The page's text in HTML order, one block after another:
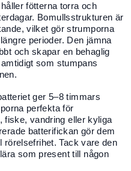
fötterna torra och
Bomullsstrukturen är
vilket gör strumporna
perioder. Den jämna
och skapar en behaglig
som stumpans
ger 5–8 timmars
perfekta för
fiske, vandring eller kyliga
batterifickan gör dem
rörelsefrihet. Tack vare den
som present till någon